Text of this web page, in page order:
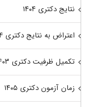
نتایج دکتری ۱۴۰۴
اعتراض به نتایج دکتری ۱۴۰۴
تکمیل ظرفیت دکتری ۱۴۰۳
زمان آزمون دکتری ۱۴۰۵